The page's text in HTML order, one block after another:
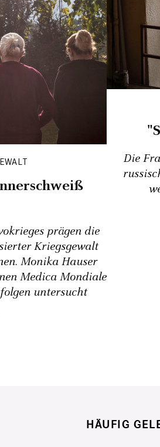
prägen die
Kriegsgewalt
Monika Hauser
Medica Mondiale
untersucht
Die
HÄUFIG